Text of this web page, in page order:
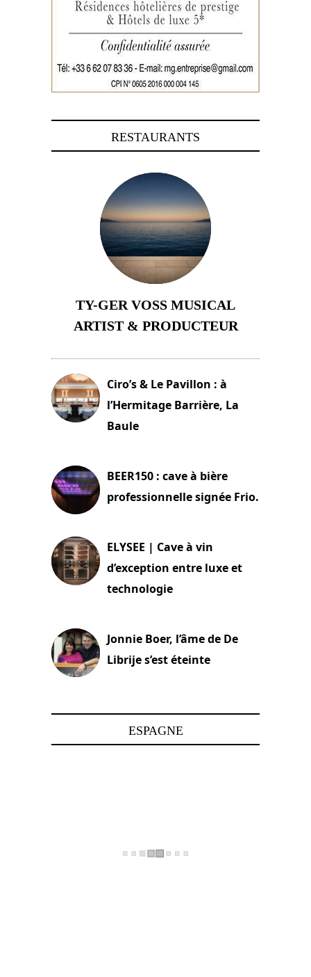
RESTAURANTS
TY-GER VOSS MUSICAL
ARTIST & PRODUCTEUR
Ciro’s & Le Pavillon : à
l’Hermitage Barrière, La
Baule
BEER150 : cave à bière
professionnelle signée Frio.
ELYSEE | Cave à vin
d’exception entre luxe et
technologie
Jonnie Boer, l’âme de De
Librije s’est éteinte
ESPAGNE